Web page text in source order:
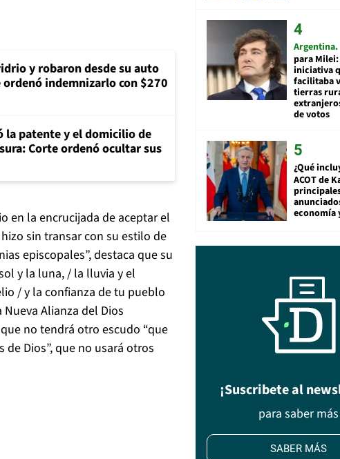
y robaron desde su auto
indemnizarlo con $270
la patente y el domicilio de
Corte ordenó ocultar sus
en la encrucijada de aceptar el
sin transar con su estilo de
episcopales”, destaca que su
y la luna, / la lluvia y el
/ y la confianza de tu pueblo
Alianza del Dios
no tendrá otro escudo “que
Dios”, que no usará otros
Argentina
para
iniciativa
facilitaba
tierras
de votos
¿Qué
ACOT de
economía
¡Suscribete al
para saber más
SABER MÁS